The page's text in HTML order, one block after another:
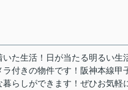
た生活！日が当たる明るい
付きの物件です！阪神本線
らしができます！ぜひお気軽